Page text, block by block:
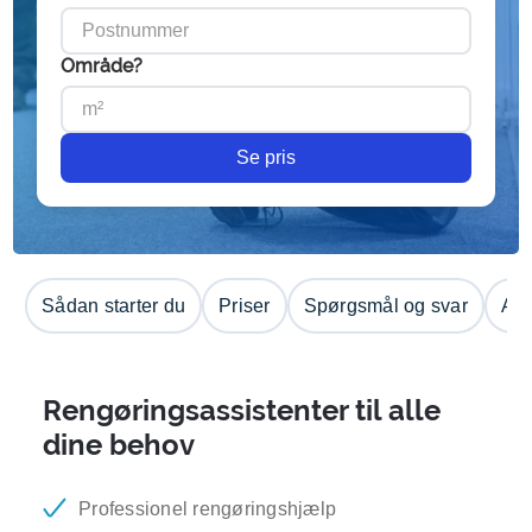
Område?
Se pris
Sådan starter du Priser Spørgsmål og svar
Rengøringsassistenter til alle
dine behov
Professionel rengøringshjælp